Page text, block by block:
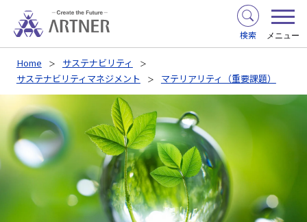
検索 メニュー
Home
サステナビリティ
サステナビリティマネジメント
マテリアリティ（重要課題）